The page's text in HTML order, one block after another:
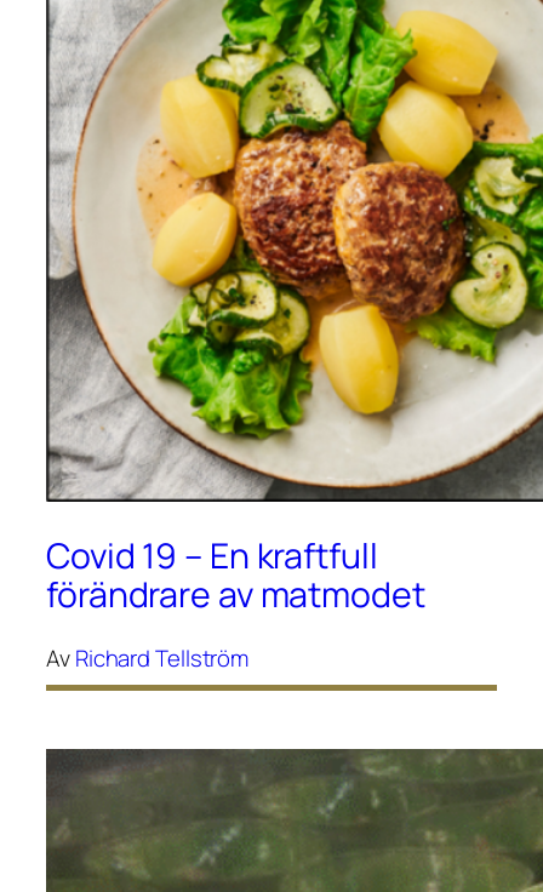
Covid 19 – En kraftfull
förändrare av matmodet
AvRichard Tellström